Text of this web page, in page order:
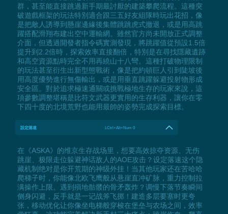
群，甚至能直接跳過新手期最討厭的建築攀爬流程。這種突
破遊戲框架的玩法特別適合跟三五好友組隊時玩出花招，像
是把敵人誘導到懸崖邊緣後集體跳跳虎式撤退，或是用高跳
躍搭配滑翔布建出空中運輸網。雖然官方尚未開放正式調整
介面，但透過開發者指令碼實測發現，將跳躍值從預設1.5倍
提升到2.2倍時，探索效率直接翻倍，特別是在尋找隱藏遺跡
和高空資源點時完全不用再繞山十八彎。這種打破物理限制
的玩法甚至衍生出新型態戰術，像是把約頓巨人引到陡坡後
用高度優勢進行無傷輸出，或是用垂直跳躍躲避投射物形成
安全區。對於追求極速通關或挑戰極地生存的玩家來說，這
項參數調整堪稱是比符文武器更實用的生存利器，讓你在零
下四十度的北境荒野也能用最帥的姿勢完成探索目標。
設定落速 LCtrl+Alt+Num 0
在《ASKA》的维京生存战场里，想要高效掠夺资源、无伤
跳崖、极限走位躲避神话敌人的AOE攻击？设定落速这个隐
藏机制绝对是你开荒期的神级外挂！当其他玩家还在苦哈哈
爬梯子时，你能像北欧飞鹰般从悬崖直冲矿脉，重力控制拉
满操作上限。遇到殞地骷髅的骨矛轰炸？调慢下落节奏瞬间
侧身闪避，反手就是一记战斧飞掷！建造多层要塞时更夸
张，移动优化让你像坐电梯般穿梭在堡垒与农场之间，效率